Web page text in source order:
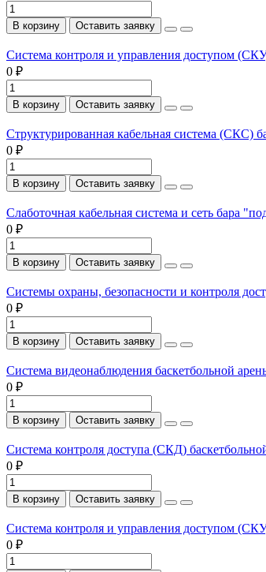
В корзину Оставить заявку
Система контроля и управления доступом
0 ₽
В корзину Оставить заявку
Структурированная кабельная система (СКС)
0 ₽
В корзину Оставить заявку
Слаботочная кабельная система и сеть бара
0 ₽
В корзину Оставить заявку
Системы охраны, безопасности и контроля
0 ₽
В корзину Оставить заявку
Система видеонаблюдения баскетбольной
0 ₽
В корзину Оставить заявку
Система контроля доступа (СКД)
0 ₽
В корзину Оставить заявку
Система контроля и управления доступом
0 ₽